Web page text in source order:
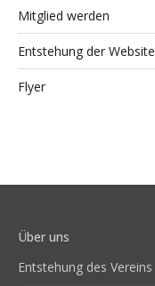
Mitglied werden
Entstehung der Website
Flyer
Über uns
Entstehung des Vereins